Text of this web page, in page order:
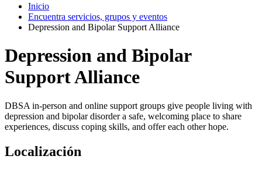
Inicio
Encuentra servicios, grupos y eventos
Depression and Bipolar Support Alliance
Depression and Bipolar
Support Alliance
DBSA in-person and online support groups give people living with
depression and bipolar disorder a safe, welcoming place to share
experiences, discuss coping skills, and offer each other hope.
Localización